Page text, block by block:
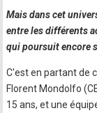
Mais dans cet
entre les différents
qui poursuit encore
C'est en partant de
Florent Mondolfo
15 ans, et une